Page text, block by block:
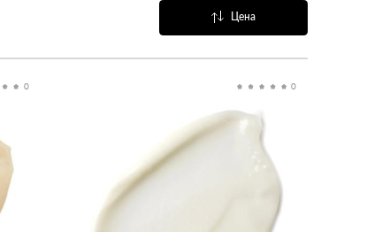
Цена
Популярные
0 0